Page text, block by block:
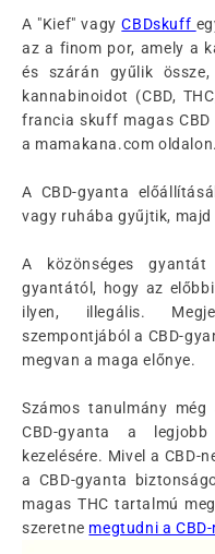
A "Kief" vagyCBDskuff
az a finom por, amely a
és szárán gyűlik
kannabinoidot (CBD,
francia skuff magas
a mamakana.com oldalon.
A CBD-gyanta
vagy ruhába gyűjtik, majd
A közönséges
gyantától, hogy az
ilyen, illegális.
szempontjából a CBD-
megvan a maga előnye.
Számos tanulmány
CBD-gyanta a
kezelésére. Mivel a CBD-
a CBD-gyanta
magas THC tartalmú
szeretne megtudni a CBD-